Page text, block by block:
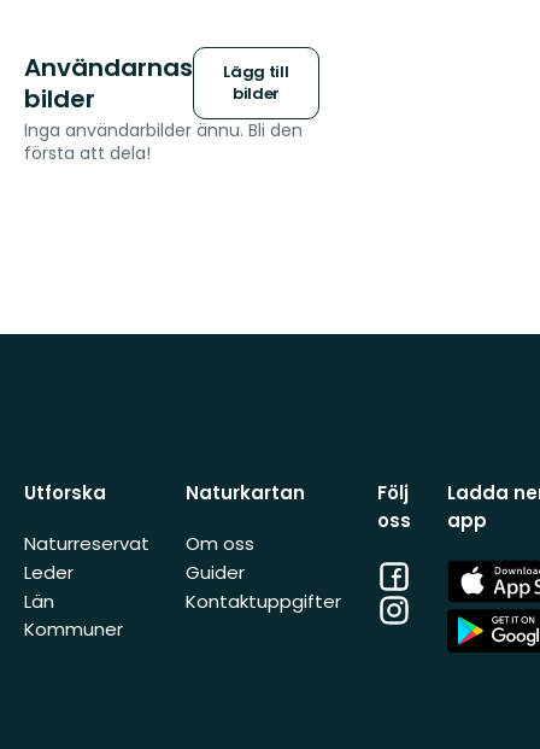
Användarnas
bilder
Lägg till
bilder
Inga användarbilder ännu. Bli den
första att dela!
Utforska
Naturreservat
Leder
Län
Kommuner
Naturkartan
Om oss
Guider
Kontaktuppgifter
Följ
oss
Facebook
Instagram
Ladda
app
App
Store
App
Store